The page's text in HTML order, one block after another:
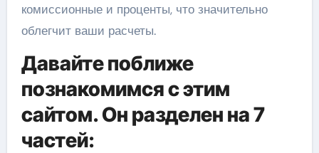
комиссионные и проценты, что значительно
облегчит ваши расчеты.
Давайте поближе
познакомимся с этим
сайтом. Он разделен на 7
частей: